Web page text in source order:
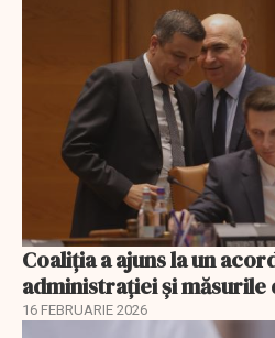
Coaliția a ajuns la un
administrației și măsurile
16 FEBRUARIE 2026